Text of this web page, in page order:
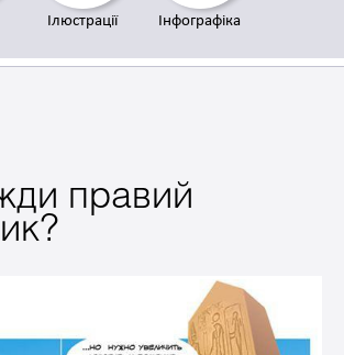
Ілюстрації Інфографіка
правий